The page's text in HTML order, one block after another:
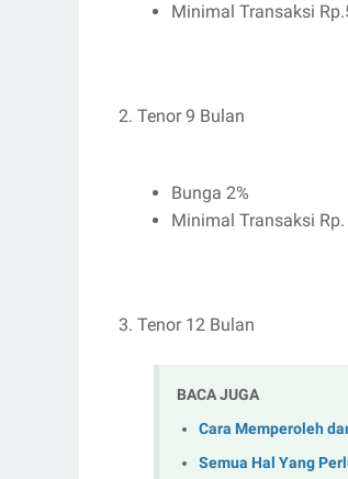
Minimal Transaksi
2. Tenor 9 Bulan
Bunga 2%
Minimal Transaksi
3. Tenor 12 Bulan
BACA JUGA
Cara Memperoleh
Semua Hal Yang